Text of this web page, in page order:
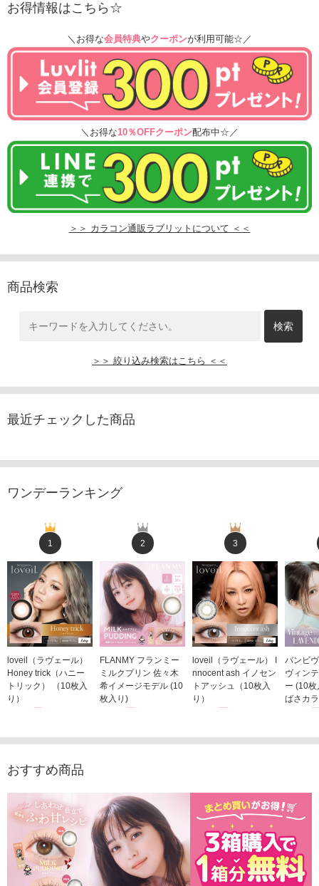
お得情報はこちら☆
＼お得な会員特典やクーポンが利用可能☆／
＼お得な10％OFFクーポン配布中☆／
＞＞ カラコン通販ラブリットについて ＜＜
商品検索
＞＞ 絞り込み検索はこちら ＜＜
最近チェックした商品
ワンデーランキング
1
loveil（ラヴェール）
Honey trick（ハニー
トリック） （10枚入
り）
2
FLANMY フランミー
ミルクプリン 佐々木
希イメージモデル (10
枚入り)
3
loveil（ラヴェール） I
nnocent ash イノセン
トアッシュ（10枚入
り）
バンビ
ヴィン
ー (10
ばさカ
おすすめ商品